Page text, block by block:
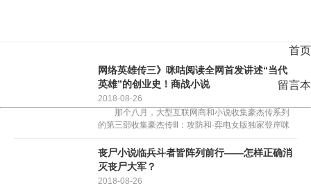
首页
留言本
网络英雄传三》咪咕阅读全网首发讲述“当代
英雄”的创业史！商战小说
2018-08-26
那个八月，大型互联网商和小说收集豪杰传系列
的第三部收集豪杰传Ⅲ：攻防和·弈电女版独家登岸咪
入了比特币、区块链等时代元素，展示了贩毒集团和
国度平安数门...
丧尸小说临兵斗者皆阵列前行——怎样正确消
灭丧尸大军？
2018-08-26